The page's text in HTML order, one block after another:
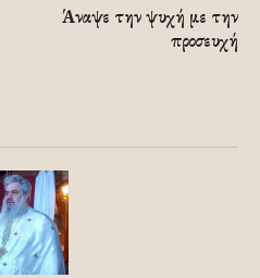
Άναψε την ψυχή με την
προσευχή